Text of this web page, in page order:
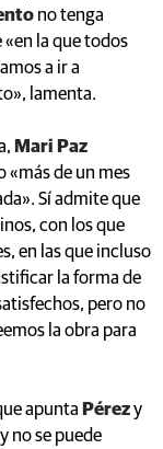
no tenga
la que todos
a ir a
lamenta.
Mari Paz
«más de un mes
Sí admite que
con los que
en las que incluso
la forma de
pero no
la obra para
apunta Pérezy
no se puede